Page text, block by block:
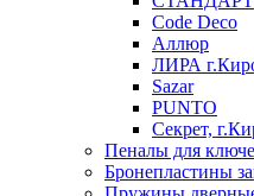
Code Deco
Аллюр
ЛИРА
Sazar
PUNTO
Секрет,
Пеналы для
Бронепластины